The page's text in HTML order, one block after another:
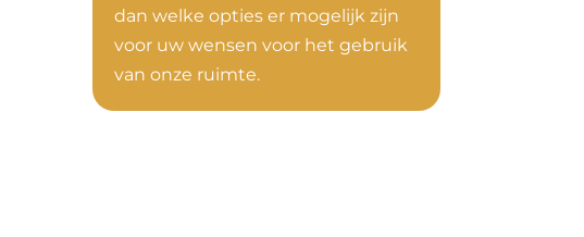
dan welke opties er mogelijk zijn
voor uw wensen voor het gebruik
van onze ruimte.